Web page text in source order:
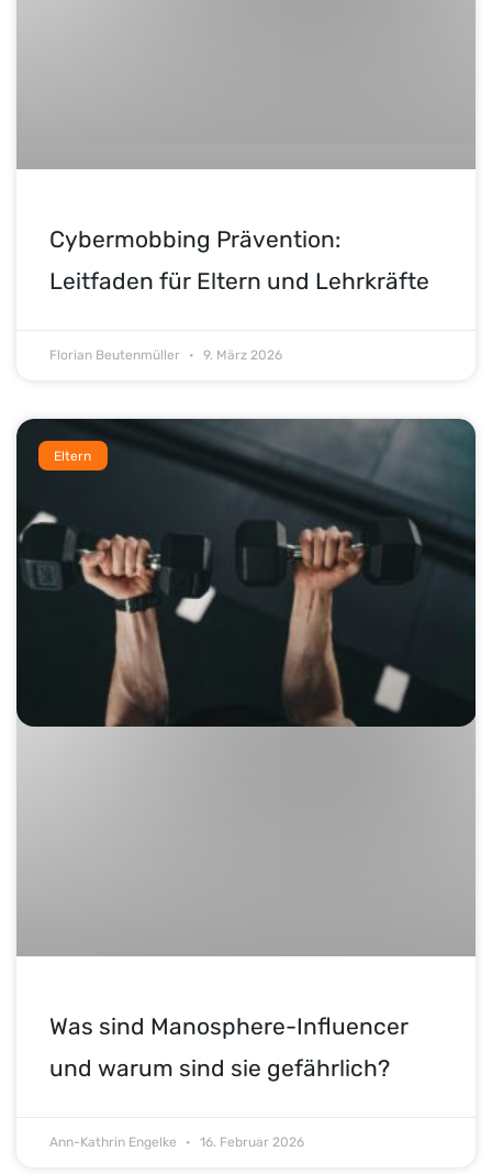
Cybermobbing Prävention:
Leitfaden für Eltern und Lehrkräfte
Florian Beutenmüller 9. März 2026
Eltern
Was sind Manosphere-Influencer
und warum sind sie gefährlich?
Ann-Kathrin Engelke 16. Februar 2026